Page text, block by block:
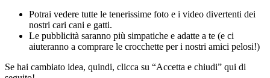
Potrai vedere tutte le tenerissime foto e i video divertenti dei
nostri cari cani e gatti.
Le pubblicità saranno più simpatiche e adatte a te (e ci
aiuteranno a comprare le crocchette per i nostri amici pelosi!)
Se hai cambiato idea, quindi, clicca su “Accetta e chiudi” qui di